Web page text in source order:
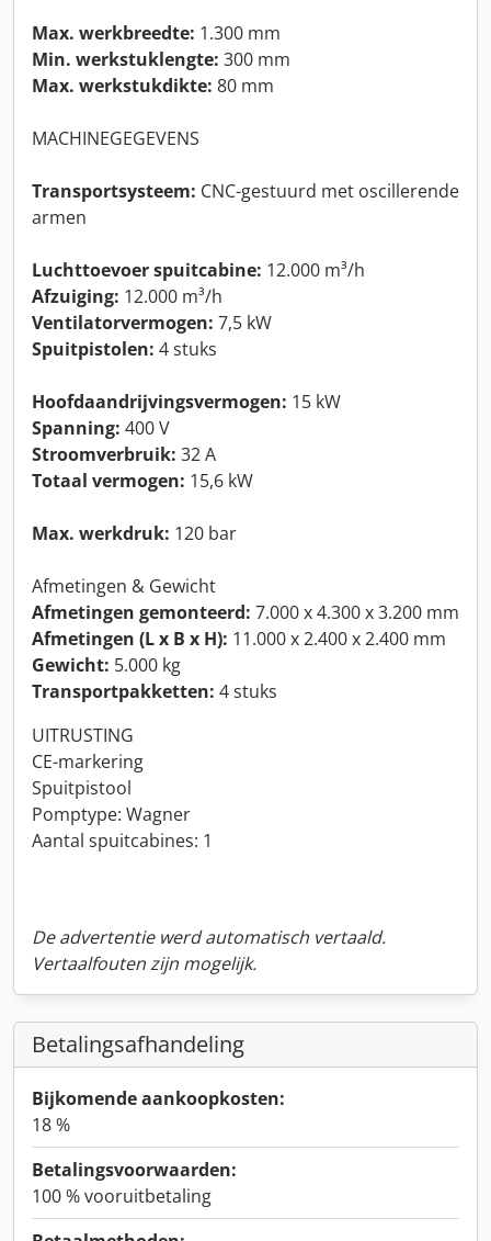
Max. werkbreedte: 1.300 mm
Min. werkstuklengte: 300 mm
Max. werkstukdikte: 80 mm
MACHINEGEGEVENS
Transportsysteem: CNC-gestuurd met oscillerende
armen
Luchttoevoer spuitcabine: 12.000 m³/h
Afzuiging: 12.000 m³/h
Ventilatorvermogen: 7,5 kW
Spuitpistolen: 4 stuks
Hoofdaandrijvingsvermogen: 15 kW
Spanning: 400 V
Stroomverbruik: 32 A
Totaal vermogen: 15,6 kW
Max. werkdruk: 120 bar
Afmetingen & Gewicht
Afmetingen gemonteerd: 7.000 x 4.300 x 3.200 mm
Afmetingen (L x B x H): 11.000 x 2.400 x 2.400 mm
Gewicht: 5.000 kg
Transportpakketten: 4 stuks
UITRUSTING
CE-markering
Spuitpistool
Pomptype: Wagner
Aantal spuitcabines: 1
De advertentie werd automatisch vertaald.
Vertaalfouten zijn mogelijk.
Betalingsafhandeling
Bijkomende aankoopkosten:
18 %
Betalingsvoorwaarden:
100 % vooruitbetaling